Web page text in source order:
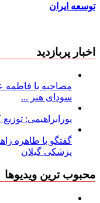
توسعه ایران
اخبار پربازدید
مصاحبه با
سودای هنر ...
پورابراهیمی:
گفتگو با طاهره
پزشکی گیلان
محبوب ترین ویدیوها